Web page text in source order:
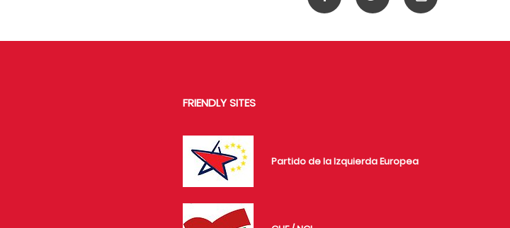
FRIENDLY SITES
Partido de la Izquierda Europea